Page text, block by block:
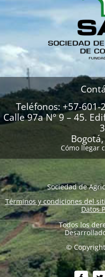
Teléfonos: +57-
Calle 97a N° 9 – 45.
Cómo llegar
Sociedad de
Términos y condiciones del
Datos
Todos los
©